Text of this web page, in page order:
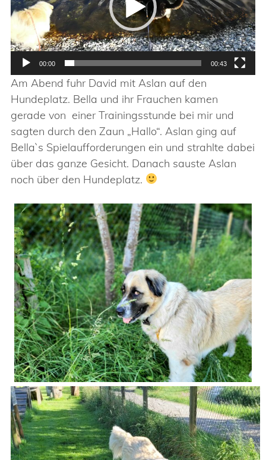
00:00 00:43
Am Abend fuhr David mit Aslan auf den
Hundeplatz. Bella und ihr Frauchen kamen
gerade von einer Trainingsstunde bei mir und
sagten durch den Zaun „Hallo“. Aslan ging auf
Bella`s Spielaufforderungen ein und strahlte dabei
über das ganze Gesicht. Danach sauste Aslan
noch über den Hundeplatz.